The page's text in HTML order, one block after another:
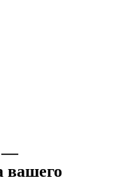
—
вашего